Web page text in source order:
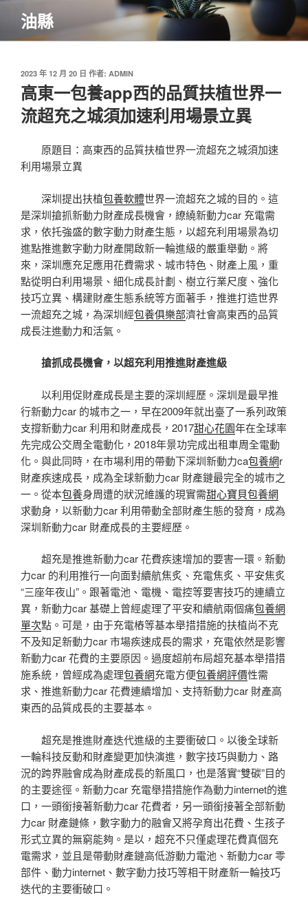
主
油縣
發
佈
於
2023 年 12 月 20 日 作者: ADMIN
高東一包養app西的品質扶植世界一
流超充之城須加速利用場景立異
原題目：高東西的品質扶植世界一流超充之城須加速
利用場景立異
深圳提出扶植包養軟體世界一流超充之城的目的。這
是深圳搶抓新動力財產成長機會，繚繞新動力car 充電需
求，依托強盛的數字動力財產生態，以超充利用場景為切
進點推進數字動力財產開啟新一輪進級的嚴重舉動。將
來，深圳應充足應用花費需求、城市特色、財產上風，重
點從明白利用場景、細化成長計劃、樹立行業尺度、強化
技巧立異、構建財產生態系統等方面著手，推進打造世界
一流超充之城，為深圳經包養俱樂部濟社會高東西的品質
成長注進動力和活氣。
搶抓成長機會，以超充利用推進財產進級
以利用促財產成長是主要的深圳經歷。深圳是最早推
行新動力car 的城市之一，早在2009年就出臺了一系列政策
支撐新動力car 利用和財產成長，2017甜心花園年在全球率
先完成公交周全電動化，2018年景功完成出租車周全電動
化。與此同時，在市場利用的帶動下深圳新動力ca包養網r
財產疾速成長，成為全球新動力car 財產鏈最完全的城市之
一。從本包養身周遭的狀況維護的現實需甜心寶貝包養網
求動身，以新動力car 利用帶動全部財產生態的發育，成為
深圳新動力car 財產成長的主要經歷。
超充是推進新動力car 花費疾速增加的要害一環。新動
力car 的利用推行一向面對續航焦炙、充電焦炙、平安焦炙
“三座年夜山”。跟著電池、電機、電控等要害技巧的連續立
異，新動力car 基礎上曾經處理了平安和續航兩個痛包養網
單次點。可是，由于充電樁等基本舉措措施的扶植尚不克
不及知足新動力car 市場疾速成長的需求，充電依然是影響
新動力car 花費的主要原因。過度超前布局超充基本舉措措
施系統，曾經成為處理包養網充電方便包養網評價性需
求、推進新動力car 花費連續增加、支持新動力car 財產高
東西的品質成長的主要基本。
超充是推進財產迭代進級的主要衝破口。以後全球新
一輪科技反動和財產變更加快演進，數字技巧與動力、路
況的跨界融會成為財產成長的新風口，也是落實“雙碳”目的
的主要途徑。新動力car 充電舉措措施作為動力internet的進
口，一頭銜接著新動力car 花費者，另一頭銜接著全部新動
力car 財產鏈條，數字動力的融會又將孕育出花費、生孩子
形式立異的無窮能夠。是以，超充不只僅處理花費真個充
電需求，並且是帶動財產鏈高低游動力電池、新動力car 零
部件、動力internet、數字動力技巧等相干財產新一輪技巧
迭代的主要衝破口。